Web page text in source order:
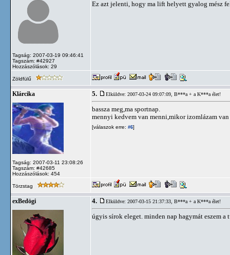
Tagság: 2007-03-19 09:46:41
Tagszám: #42927
Hozzászólások: 29
Ez azt jelenti, hogy ma lift helyett gyalog mész
Zöldfülű
Klárcika
Tagság: 2007-03-11 23:08:26
Tagszám: #42685
Hozzászólások: 454
5. Elküldve: 2007-03-24 09:07:09, B***a + a K***a élet!
bassza meg,ma sportnap.
mennyi kedvem van menni,mikor izomlázam
[válaszok erre: #6]
Törzstag
exBedögi 4. Elküldve: 2007-03-15 21:37:33, B***a + a K***a élet!
úgyis sírok eleget. minden nap hagymát eszem a